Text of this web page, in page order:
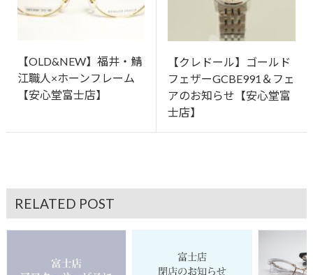
【OLD&NEW】福井・鯖
江職人×ホーンフレーム
【安心堂富士店】
【クレドール】ゴールド
フェザーGCBE991＆フェ
アのお知らせ【安心堂富
士店】
RELATED POST